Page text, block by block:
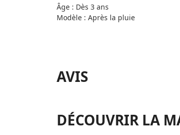
Âge : Dès 3 ans
Modèle : Après la pluie
AVIS
DÉCOUVRIR LA